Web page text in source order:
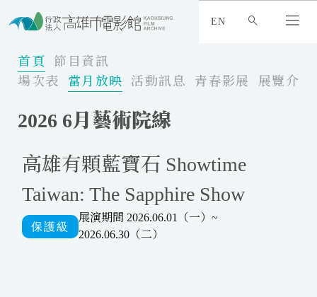
EN
首頁
節目資訊
場次表
當月放映 活動訊息 青春影展 展覽介紹
2026 6月藝術院線
高雄有顆藍寶石 Showtime
Taiwan: The Sapphire Show
展演期間 2026.06.01（一）~
2026.06.30（二）